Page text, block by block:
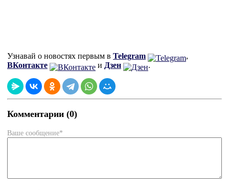
Узнавай о новостях первым в Telegram
,
ВКонтакте
и Дзен .
Комментарии (0)
Ваше сообщение*